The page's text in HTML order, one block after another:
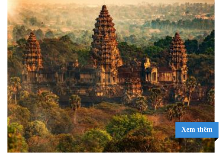
Xem thêm